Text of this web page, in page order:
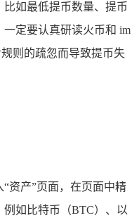
如最低提币数量、提币
定要认真研读火币和 im
则的疏忽而导致提币失
资产”页面，在页面中精
如比特币（BTC）、以